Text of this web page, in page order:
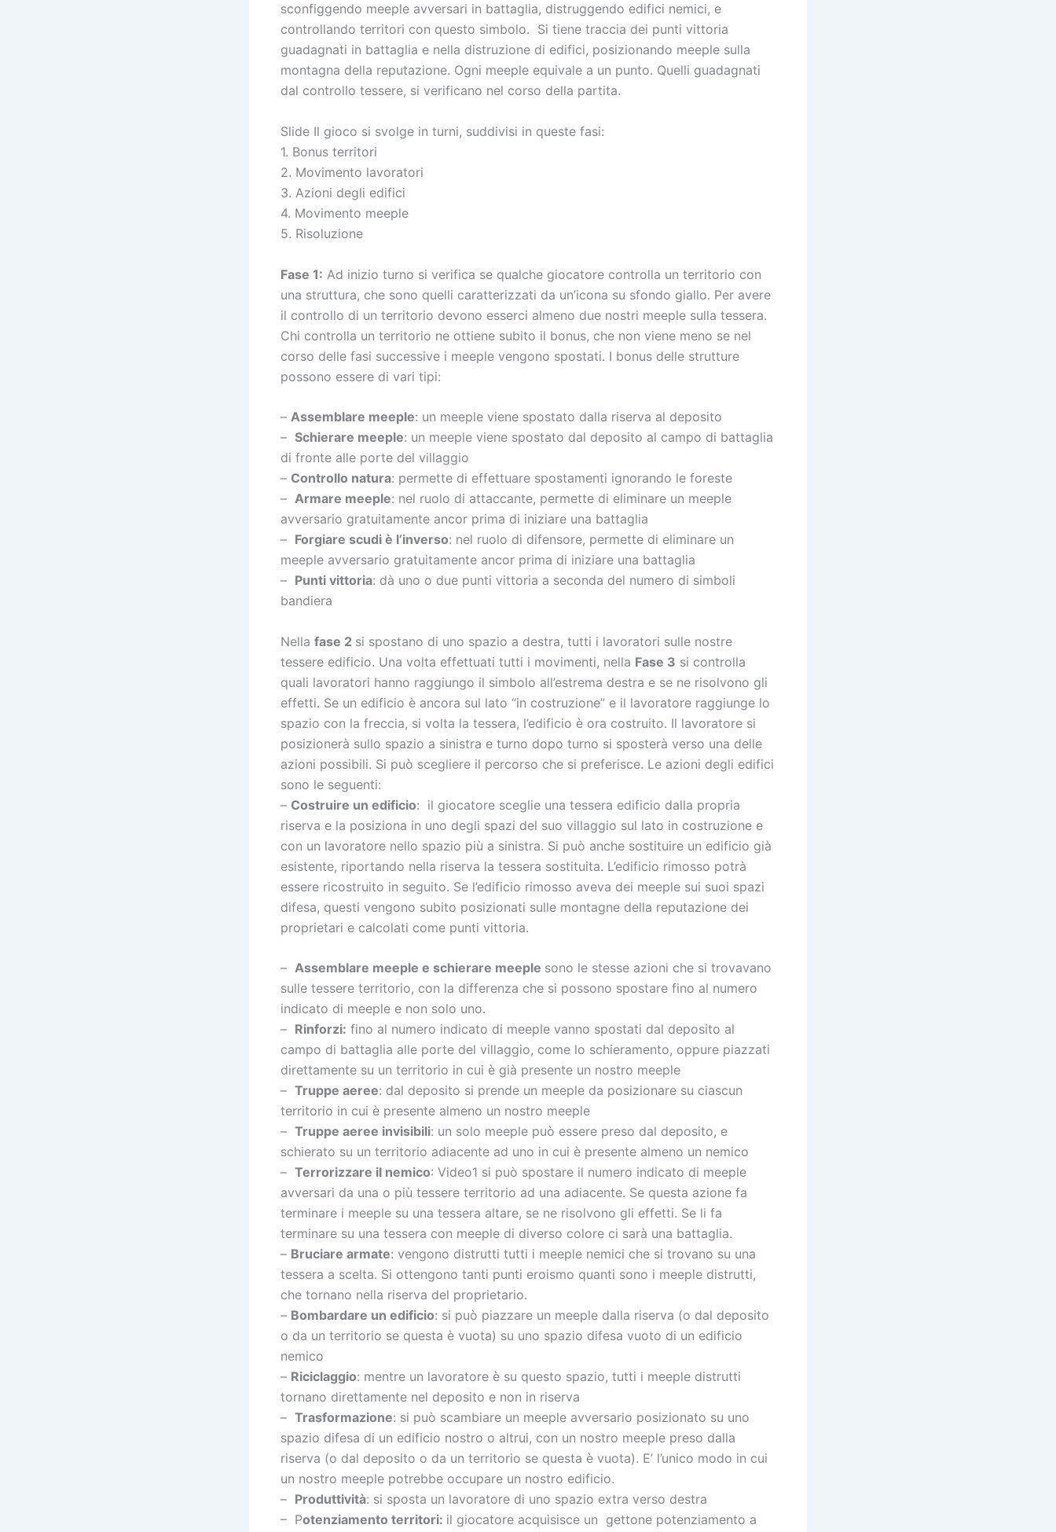
sconfiggendo meeple avversari in battaglia, distruggendo edifici nemici, e
controllando territori con questo simbolo. Si tiene traccia dei punti vittoria
guadagnati in battaglia e nella distruzione di edifici, posizionando meeple sulla
montagna della reputazione. Ogni meeple equivale a un punto. Quelli guadagnati
dal controllo tessere, si verificano nel corso della partita.
Slide Il gioco si svolge in turni, suddivisi in queste fasi:
1. Bonus territori
2. Movimento lavoratori
3. Azioni degli edifici
4. Movimento meeple
5. Risoluzione
Fase 1: Ad inizio turno si verifica se qualche giocatore controlla un territorio con
una struttura, che sono quelli caratterizzati da un’icona su sfondo giallo. Per avere
il controllo di un territorio devono esserci almeno due nostri meeple sulla tessera.
Chi controlla un territorio ne ottiene subito il bonus, che non viene meno se nel
corso delle fasi successive i meeple vengono spostati. I bonus delle strutture
possono essere di vari tipi:
– Assemblare meeple: un meeple viene spostato dalla riserva al deposito
– Schierare meeple: un meeple viene spostato dal deposito al campo di battaglia
di fronte alle porte del villaggio
– Controllo natura: permette di effettuare spostamenti ignorando le foreste
– Armare meeple: nel ruolo di attaccante, permette di eliminare un meeple
avversario gratuitamente ancor prima di iniziare una battaglia
– Forgiare scudi è l’inverso: nel ruolo di difensore, permette di eliminare un
meeple avversario gratuitamente ancor prima di iniziare una battaglia
– Punti vittoria: dà uno o due punti vittoria a seconda del numero di simboli
bandiera
Nella fase 2 si spostano di uno spazio a destra, tutti i lavoratori sulle nostre
tessere edificio. Una volta effettuati tutti i movimenti, nella Fase 3 si controlla
quali lavoratori hanno raggiungo il simbolo all’estrema destra e se ne risolvono gli
effetti. Se un edificio è ancora sul lato “in costruzione” e il lavoratore raggiunge lo
spazio con la freccia, si volta la tessera, l’edificio è ora costruito. Il lavoratore si
posizionerà sullo spazio a sinistra e turno dopo turno si sposterà verso una delle
azioni possibili. Si può scegliere il percorso che si preferisce. Le azioni degli edifici
sono le seguenti:
– Costruire un edificio: il giocatore sceglie una tessera edificio dalla propria
riserva e la posiziona in uno degli spazi del suo villaggio sul lato in costruzione e
con un lavoratore nello spazio più a sinistra. Si può anche sostituire un edificio già
esistente, riportando nella riserva la tessera sostituita. L’edificio rimosso potrà
essere ricostruito in seguito. Se l’edificio rimosso aveva dei meeple sui suoi spazi
difesa, questi vengono subito posizionati sulle montagne della reputazione dei
proprietari e calcolati come punti vittoria.
– Assemblare meeple e schierare meeple sono le stesse azioni che si trovavano
sulle tessere territorio, con la differenza che si possono spostare fino al numero
indicato di meeple e non solo uno.
– Rinforzi: fino al numero indicato di meeple vanno spostati dal deposito al
campo di battaglia alle porte del villaggio, come lo schieramento, oppure piazzati
direttamente su un territorio in cui è già presente un nostro meeple
– Truppe aeree: dal deposito si prende un meeple da posizionare su ciascun
territorio in cui è presente almeno un nostro meeple
– Truppe aeree invisibili: un solo meeple può essere preso dal deposito, e
schierato su un territorio adiacente ad uno in cui è presente almeno un nemico
– Terrorizzare il nemico: Video1 si può spostare il numero indicato di meeple
avversari da una o più tessere territorio ad una adiacente. Se questa azione fa
terminare i meeple su una tessera altare, se ne risolvono gli effetti. Se li fa
terminare su una tessera con meeple di diverso colore ci sarà una battaglia.
– Bruciare armate: vengono distrutti tutti i meeple nemici che si trovano su una
tessera a scelta. Si ottengono tanti punti eroismo quanti sono i meeple distrutti,
che tornano nella riserva del proprietario.
– Bombardare un edificio: si può piazzare un meeple dalla riserva (o dal deposito
o da un territorio se questa è vuota) su uno spazio difesa vuoto di un edificio
nemico
– Riciclaggio: mentre un lavoratore è su questo spazio, tutti i meeple distrutti
tornano direttamente nel deposito e non in riserva
– Trasformazione: si può scambiare un meeple avversario posizionato su uno
spazio difesa di un edificio nostro o altrui, con un nostro meeple preso dalla
riserva (o dal deposito o da un territorio se questa è vuota). E’ l’unico modo in cui
un nostro meeple potrebbe occupare un nostro edificio.
– Produttività: si sposta un lavoratore di uno spazio extra verso destra
– Potenziamento territori: il giocatore acquisisce un gettone potenziamento a